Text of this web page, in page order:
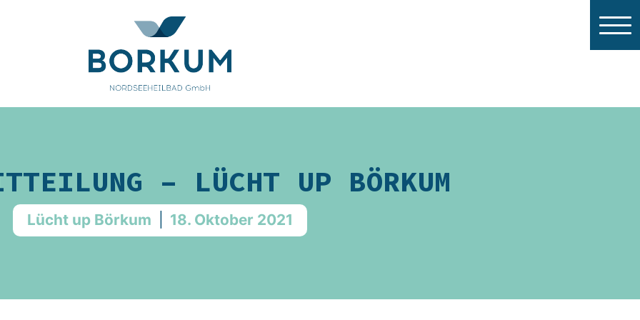
– LÜCHT UP BÖRKUM
Lücht up Börkum 18. Oktober 2021